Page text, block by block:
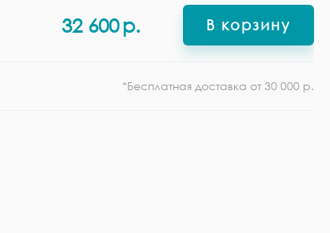
32 600р. В корзину
*Бесплатная доставка от 30 000 р.